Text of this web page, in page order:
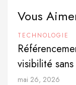
Vous
TECHNOLOGIE
visibilité
mai 26, 2026